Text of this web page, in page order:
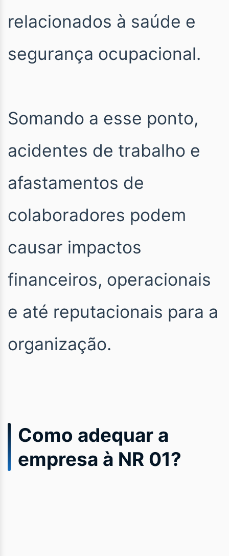
relacionados à saúde e
segurança ocupacional.
Somando a esse ponto,
acidentes de trabalho e
afastamentos de
colaboradores podem
causar impactos
financeiros, operacionais
e até reputacionais para a
organização.
Como adequar a
empresa à NR 01?